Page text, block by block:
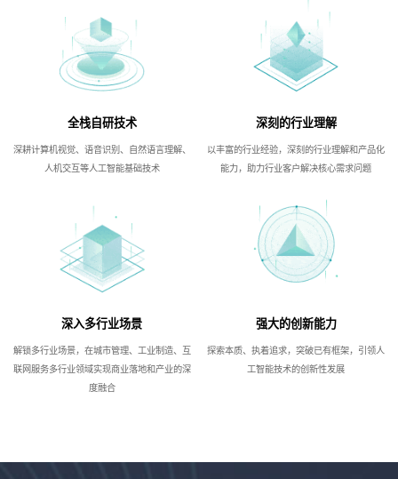
全栈自研技术
深耕计算机视觉、语音识别、自然语言理解、
人机交互等人工智能基础技术
深刻的行业理解
以丰富的行业经验，深刻的行业理解和产品化
能力，助力行业客户解决核心需求问题
深入多行业场景
解锁多行业场景，在城市管理、工业制造、互
联网服务多行业领域实现商业落地和产业的深
度融合
强大的创新能力
探索本质、执着追求，突破已有框架，引领人
工智能技术的创新性发展